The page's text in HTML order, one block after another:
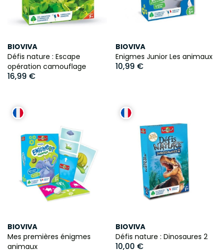
BIOVIVA
Défis nature : Escape
opération camouflage
16,99 €
BIOVIVA
Enigmes Junior Les animaux
10,99 €
BIOVIVA
Mes premières énigmes
animaux
BIOVIVA
Défis nature : Dinosaures 2
10,00 €